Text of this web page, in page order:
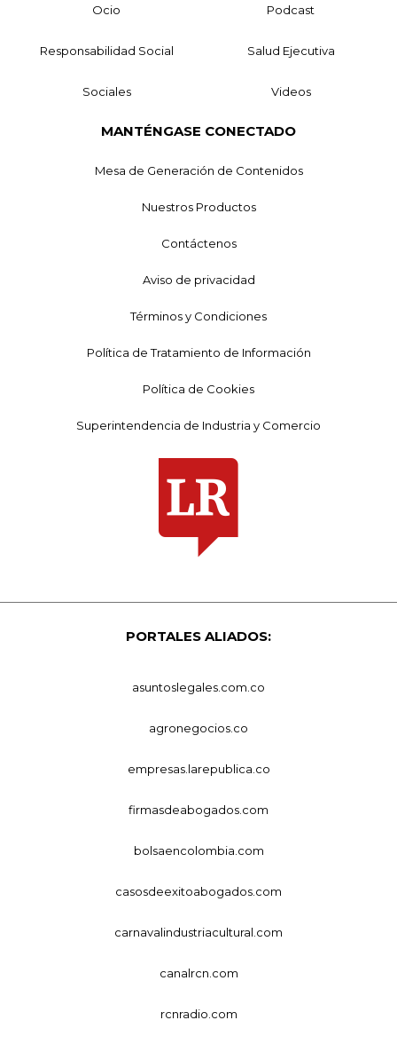
Ocio Podcast
Responsabilidad Social Salud Ejecutiva
Sociales Videos
MANTÉNGASE CONECTADO
Mesa de Generación de Contenidos
Nuestros Productos
Contáctenos
Aviso de privacidad
Términos y Condiciones
Política de Tratamiento de Información
Política de Cookies
Superintendencia de Industria y Comercio
PORTALES ALIADOS:
asuntoslegales.com.co
agronegocios.co
empresas.larepublica.co
firmasdeabogados.com
bolsaencolombia.com
casosdeexitoabogados.com
carnavalindustriacultural.com
canalrcn.com
rcnradio.com